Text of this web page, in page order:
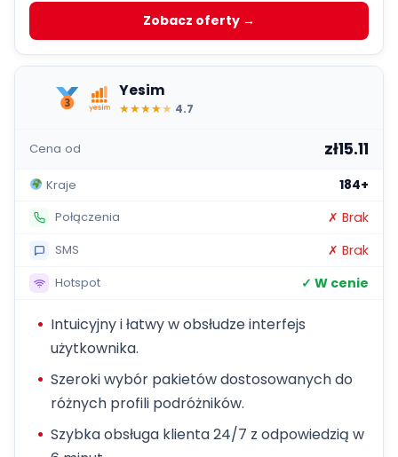
Zobacz oferty →
Yesim
★★★★★ 4.7
Cena od zł15.11
Kraje 184+
Połączenia ✗ Brak
SMS ✗ Brak
Hotspot ✓ W cenie
Intuicyjny i łatwy w obsłudze interfejs
użytkownika.
Szeroki wybór pakietów dostosowanych do
różnych profili podróżników.
Szybka obsługa klienta 24/7 z odpowiedzią w